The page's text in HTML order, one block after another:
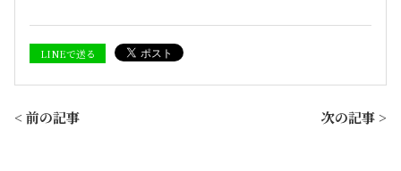
LINEで送る
< 前の記事 次の記事 >